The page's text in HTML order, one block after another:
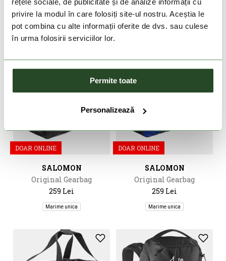
privire la modul în care folosiți site-ul nostru. Aceștia le
pot combina cu alte informații oferite de dvs. sau culese
în urma folosirii serviciilor lor.
Permite toate
Personalizează
Marime unica Marime unica
DOAR ONLINE
SALOMON
Original Gearbag
259 Lei
Marime unica
DOAR ONLINE
SALOMON
Original Gearbag
259 Lei
Marime unica